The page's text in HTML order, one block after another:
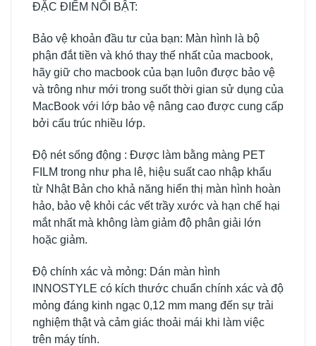
ĐẶC ĐIỂM NỔI BẬT:
Bảo vệ khoản đầu tư của bạn: Màn hình là bộ
phận đắt tiền và khó thay thế nhất của macbook,
hãy giữ cho macbook của bạn luôn được bảo vệ
và trông như mới trong suốt thời gian sử dụng của
MacBook với lớp bảo vệ nâng cao được cung cấp
bởi cấu trúc nhiều lớp.
Độ nét sống động : Được làm bằng màng PET
FILM trong như pha lê, hiệu suất cao nhập khẩu
từ Nhật Bản cho khả năng hiển thị màn hình hoàn
hảo, bảo vệ khỏi các vết trầy xước và hạn chế hại
mắt nhất mà không làm giảm độ phân giải lớn
hoặc giảm.
Độ chính xác và mỏng: Dán màn hình
INNOSTYLE có kích thước chuẩn chính xác và độ
mỏng đáng kinh ngạc 0,12 mm mang đến sự trải
nghiệm thật và cảm giác thoải mái khi làm việc
trên máy tính.